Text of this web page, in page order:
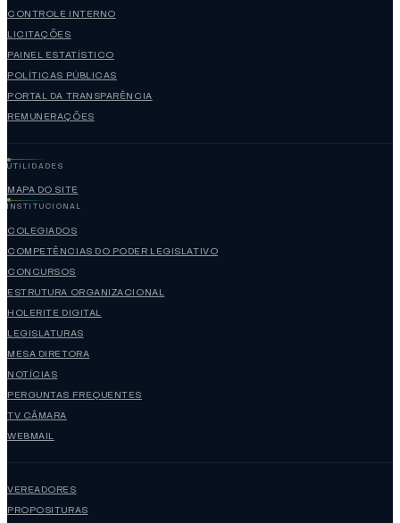
CONTROLE INTERNO
LICITAÇÕES
PAINEL ESTATÍSTICO
POLÍTICAS PÚBLICAS
PORTAL DA TRANSPARÊNCIA
REMUNERAÇÕES
UTILIDADES
MAPA DO SITE
INSTITUCIONAL
COLEGIADOS
COMPETÊNCIAS DO PODER LEGISLATIVO
CONCURSOS
ESTRUTURA ORGANIZACIONAL
HOLERITE DIGITAL
LEGISLATURAS
MESA DIRETORA
NOTÍCIAS
PERGUNTAS FREQUENTES
TV CÂMARA
WEBMAIL
VEREADORES
PROPOSITURAS